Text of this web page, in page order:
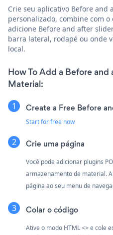
Crie seu aplicativo Before and
personalizado, combine com
adicione Before and after
barra lateral, rodapé ou onde
local.
How To Add a Before
Material:
Create a Free Before
Start for free now
Crie uma página
Você pode adicionar plugins
armazenamento de material.
página ao seu menu de
Colar o código
Ative o modo HTML <> e cole